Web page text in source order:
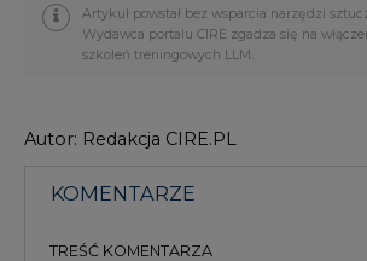
Artykuł powstał bez wsparcia narzędzi
Wydawca portalu CIRE zgadza się na
szkoleń treningowych LLM.
Autor: Redakcja CIRE.PL
KOMENTARZE
TREŚĆ KOMENTARZA